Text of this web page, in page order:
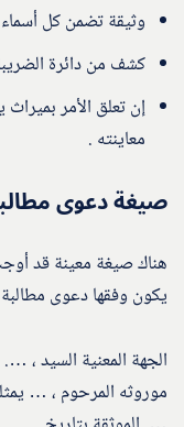
وثيقة تضمن كل أسماء
كشف من دائرة
إن تعلق الأمر
معاينته .
صيغة دعوى
هناك صيغة معينة قد
يكون وفقها دعوى
الجهة المعنية السيد ،
موروثه المرحوم ، …